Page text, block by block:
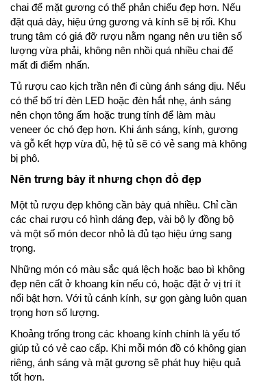
chai để mặt gương có thể phản chiếu đẹp hơn. Nếu
đặt quá dày, hiệu ứng gương và kính sẽ bị rối. Khu
trung tâm có giá đỡ rượu nằm ngang nên ưu tiên số
lượng vừa phải, không nên nhồi quá nhiều chai để
mất đi điểm nhấn.
Tủ rượu cao kịch trần nên đi cùng ánh sáng dịu. Nếu
có thể bố trí đèn LED hoặc đèn hắt nhẹ, ánh sáng
nên chọn tông ấm hoặc trung tính để làm màu
veneer óc chó đẹp hơn. Khi ánh sáng, kính, gương
và gỗ kết hợp vừa đủ, hệ tủ sẽ có vẻ sang mà không
bị phô.
Nên trưng bày ít nhưng chọn đồ đẹp
Một tủ rượu đẹp không cần bày quá nhiều. Chỉ cần
các chai rượu có hình dáng đẹp, vài bộ ly đồng bộ
và một số món decor nhỏ là đủ tạo hiệu ứng sang
trọng.
Những món có màu sắc quá lệch hoặc bao bì không
đẹp nên cất ở khoang kín nếu có, hoặc đặt ở vị trí ít
nổi bật hơn. Với tủ cánh kính, sự gọn gàng luôn quan
trọng hơn số lượng.
Khoảng trống trong các khoang kính chính là yếu tố
giúp tủ có vẻ cao cấp. Khi mỗi món đồ có không gian
riêng, ánh sáng và mặt gương sẽ phát huy hiệu quả
tốt hơn.